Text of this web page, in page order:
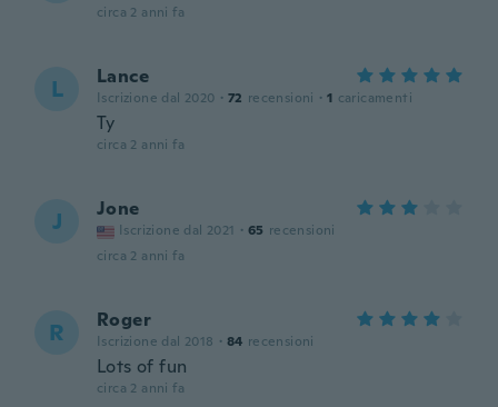
circa 2 anni fa
L Lance
Iscrizione dal 2020 · 72 recensioni · 1 caricamenti
Ty
circa 2 anni fa
J Jone
Iscrizione dal 2021 · 65 recensioni
circa 2 anni fa
R Roger
Iscrizione dal 2018 · 84 recensioni
Lots of fun
circa 2 anni fa